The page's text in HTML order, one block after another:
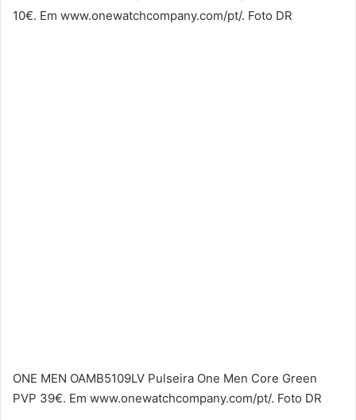
10€. Em www.onewatchcompany.com/pt/. Foto DR
ONE MEN OAMB5109LV Pulseira One Men Core Green
PVP 39€. Em www.onewatchcompany.com/pt/. Foto DR